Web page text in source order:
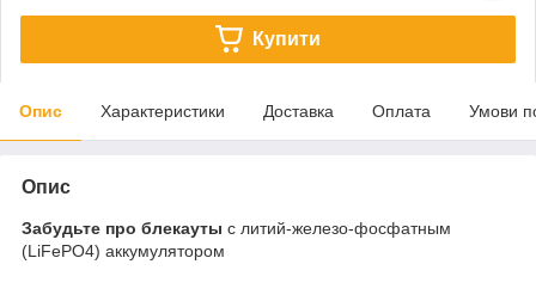
Купити
Опис Характеристики Доставка Оплата Умови
Опис
Забудьте про блекауты с литий-железо-фосфатным
(LiFePO4) аккумулятором